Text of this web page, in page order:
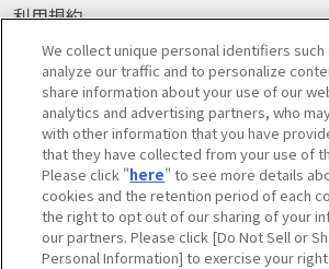
利用規約
個人情報の取り扱いについて
会員優待サービスの提携をご検討の方へ
JAFホームページ
© JAPAN AUTOMOBILE FEDERATION. All
We collect unique personal identifiers
analyze our traffic and to personalize
share information about your use of our
analytics and advertising partners, who
with other information that you have
that they have collected from your use of
Please click "here" to see more details
cookies and the retention period of each
the right to opt out of our sharing of your
our partners. Please click [Do Not Sell or
Personal Information] to exercise your right.